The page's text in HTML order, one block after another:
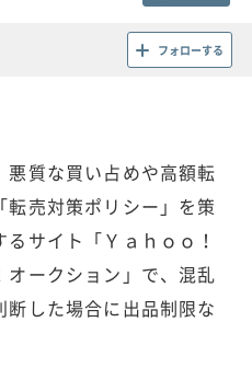
フォローする
悪質な買い占めや高額転
売対策ポリシー」を策
サイト「Ｙａｈｏｏ！
オークション」で、混乱
した場合に出品制限な